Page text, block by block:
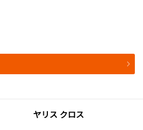
ヤリス クロス